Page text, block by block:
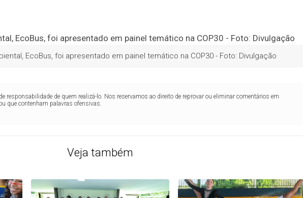
EcoBus, foi apresentado em painel temático na COP30 - Foto: Divulgação
responsabilidade de quem realizá-lo. Nos reservamos ao direito de reprovar ou eliminar comentários em
que contenham palavras ofensivas.
Veja também